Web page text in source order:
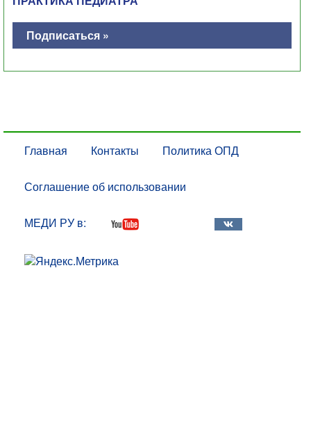
Подписаться »
Главная Контакты Политика ОПД
Соглашение об использовании
МЕДИ РУ в: